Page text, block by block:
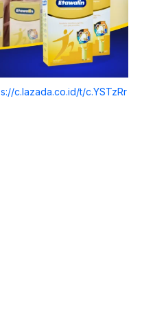
c.lazada.co.id/t/c.YSTzRr